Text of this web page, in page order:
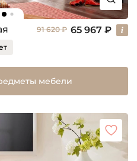
91 620 ₽ 65 967 ₽
мебели